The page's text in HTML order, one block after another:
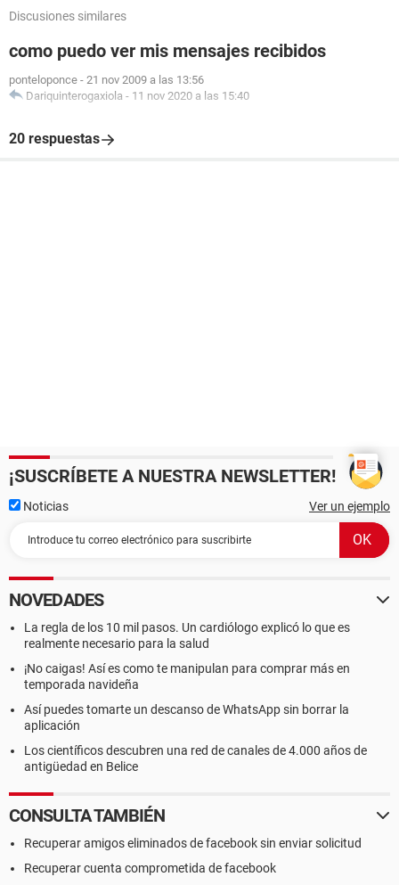
Discusiones similares
como puedo ver mis mensajes recibidos
ponteloponce - 21 nov 2009 a las 13:56
Dariquinterogaxiola - 11 nov 2020 a las 15:40
20 respuestas
¡SUSCRÍBETE A NUESTRA NEWSLETTER!
Noticias Ver un ejemplo
NOVEDADES
La regla de los 10 mil pasos. Un cardiólogo explicó lo que es
realmente necesario para la salud
¡No caigas! Así es como te manipulan para comprar más en
temporada navideña
Así puedes tomarte un descanso de WhatsApp sin borrar la
aplicación
Los científicos descubren una red de canales de 4.000 años de
antigüedad en Belice
CONSULTA TAMBIÉN
Recuperar amigos eliminados de facebook sin enviar solicitud
Recuperar cuenta comprometida de facebook